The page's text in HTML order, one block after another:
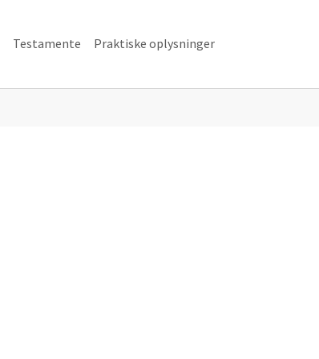
(current)
Testamente Praktiske oplysninger